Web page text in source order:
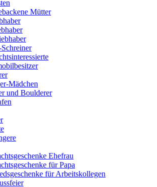
Mütter
Mädchen
und Boulderer
Ehefrau
für Papa
für Arbeitskollegen